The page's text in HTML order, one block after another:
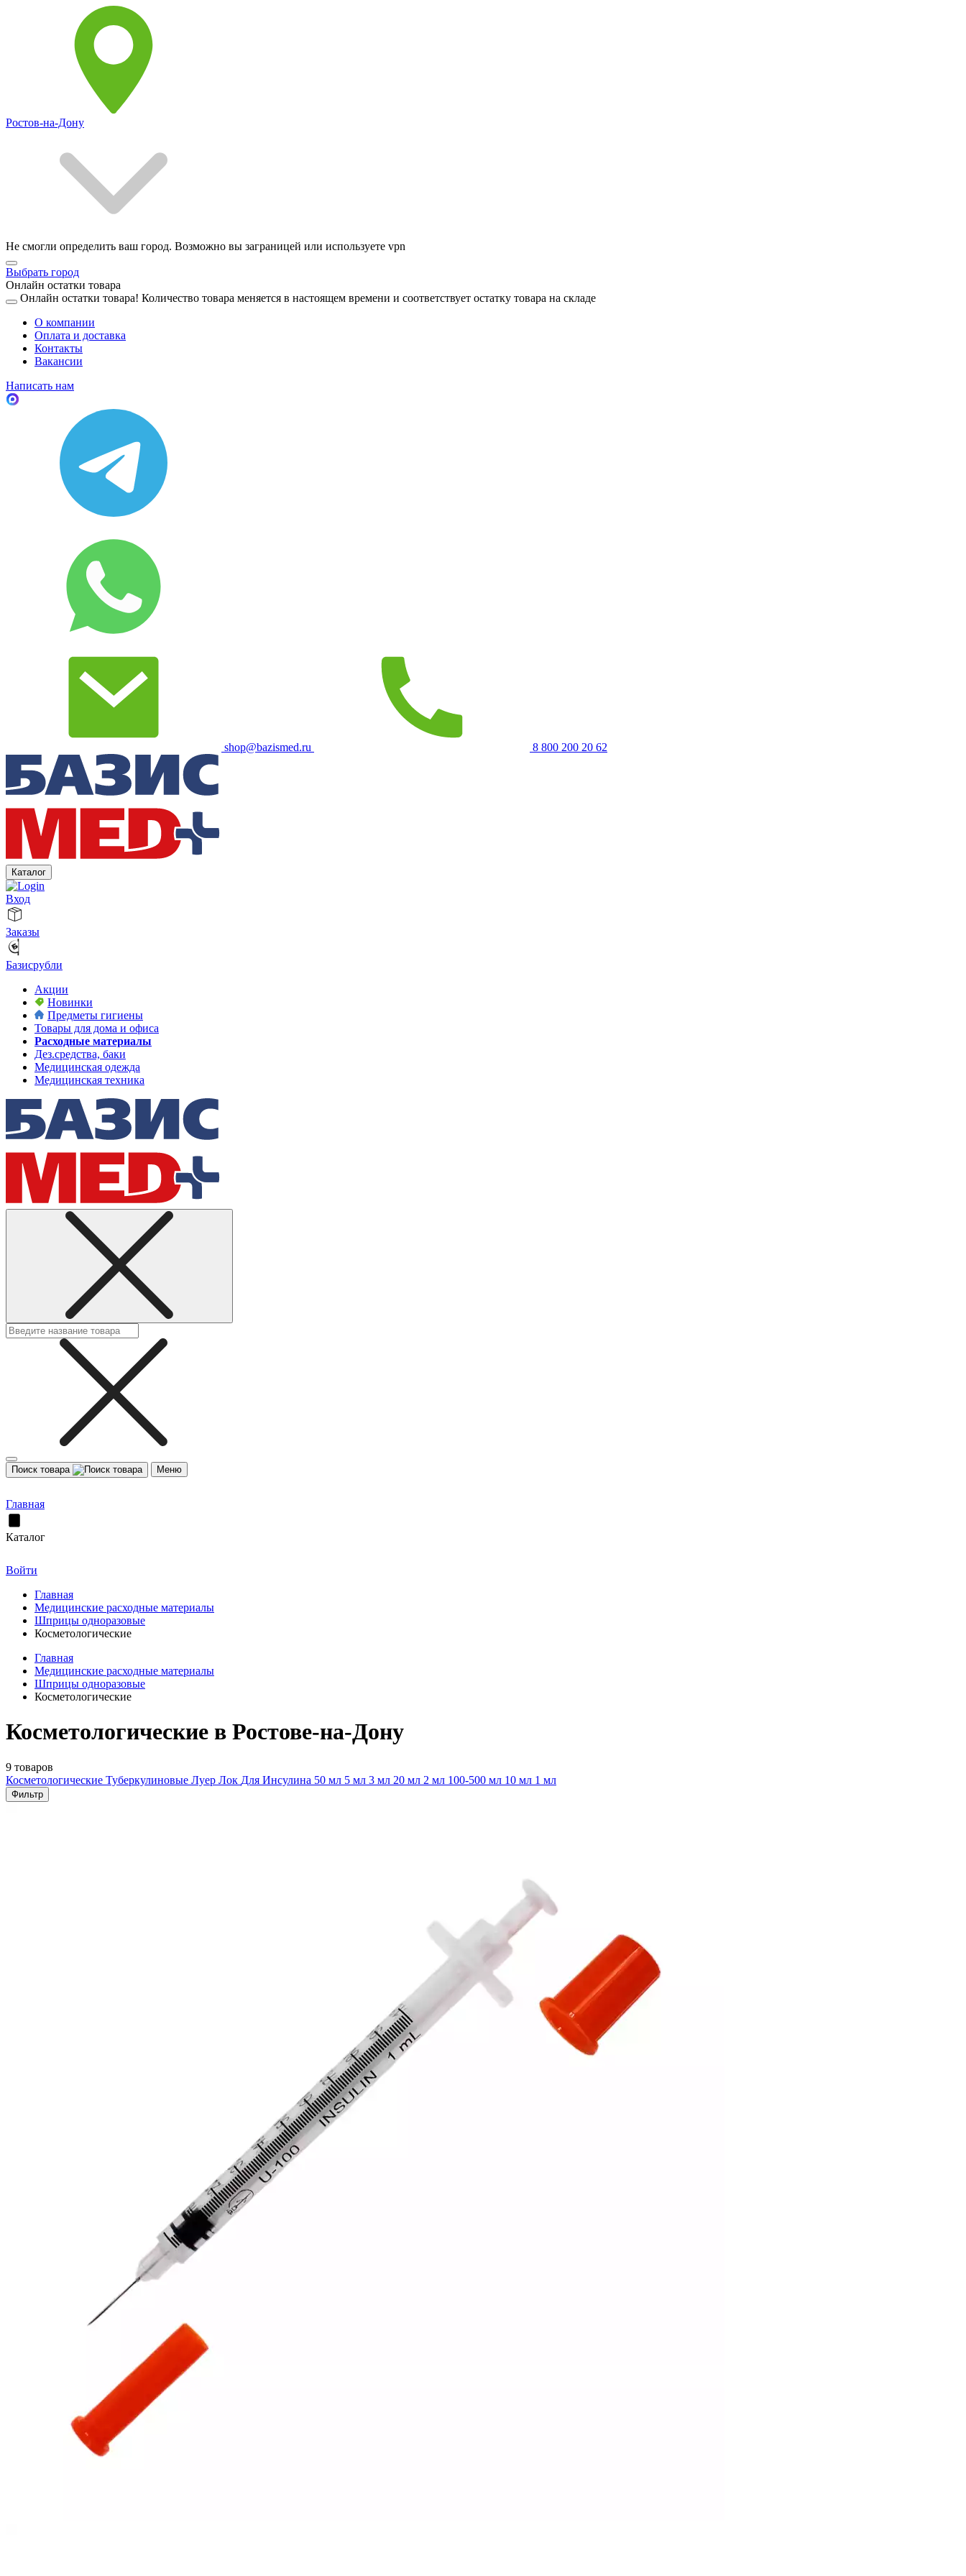
Ростов-на-Дону
Не смогли определить ваш город. Возможно вы заграницей или используете vpn
Выбрать город
Онлайн остатки товара
Онлайн остатки товара! Количество товара меняется в настоящем времени и соответствует остатку товара на складе
О компании
Оплата и доставка
Контакты
Вакансии
Написать нам
shop@bazismed.ru 8 800 200 20 62
Каталог
Вход
Заказы
Базисрубли
Акции
Новинки
Предметы гигиены
Товары для дома и офиса
Расходные материалы
Дез.средства, баки
Медицинская одежда
Медицинская техника
Поиск товара Меню
Главная
Каталог
Войти
Главная
Медицинские расходные материалы
Шприцы одноразовые
Косметологические
Главная
Медицинские расходные материалы
Шприцы одноразовые
Косметологические
Косметологические в Ростове-на-Дону
9 товаров
Косметологические Туберкулиновые Луер Лок Для Инсулина 50 мл 5 мл 3 мл 20 мл 2 мл 100-500 мл 10 мл 1 мл
Фильтр